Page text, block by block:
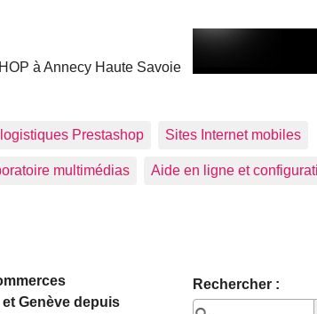
à Annecy Haute Savoie
Prestashop Sites Internet mobiles
multimédias Aide en ligne et
Genève depuis
Rechercher :